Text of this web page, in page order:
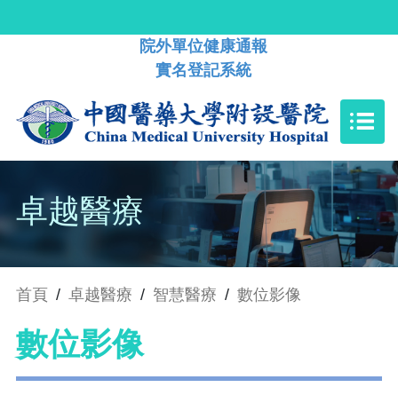
院外單位健康通報
實名登記系統
卓越醫療
首頁 / 卓越醫療 / 智慧醫療 / 數位影像
數位影像